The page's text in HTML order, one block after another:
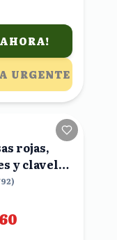
URGENTE
24viendo
rojas,
y claveles
)